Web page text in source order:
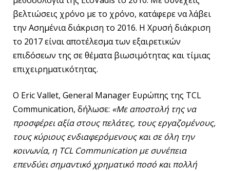
βελτιώσεις χρόνο με το χρόνο, κατάφερε να λάβει
την Ασημένια διάκριση το 2016. Η Χρυσή διάκριση
το 2017 είναι αποτέλεσμα των εξαιρετικών
επιδόσεων της σε θέματα βιωσιμότητας και τίμιας
επιχειρηματικότητας.
Ο Eric Vallet, General Manager Ευρώπης της TCL
Communication, δήλωσε: «Με αποστολή της να
προσφέρει αξία στους πελάτες, τους εργαζομένους,
τους κύριους ενδιαφερόμενους και σε όλη την
κοινωνία, η TCL Communication με συνέπεια
επενδύει σημαντικό χρηματικό ποσό και πολλή